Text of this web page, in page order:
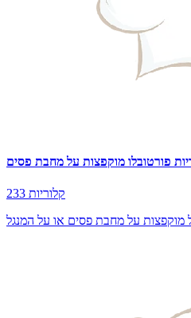
פורטובלו מוקפצות על מחבת פסים
233 קלוריות
מוקפצות על מחבת פסים או על המנגל